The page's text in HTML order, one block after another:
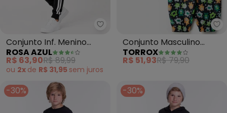
Rosa Azul - Conjunto Inf.
Conjunto Inf. Menino
Básico Kangulu (Preto)
ROSA AZUL
R$ 63,90R$ 89,99
ou 2x de R$ 31,95 sem juros
Conjunto Masculino
Corta Vento Monstrinhos
(Preto)
TORROX
R$ 51,93R$ 79,90
-30% -30%